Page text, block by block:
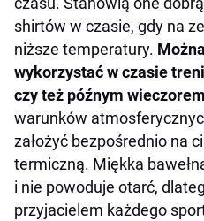
shirtów w czasie, gdy na
niższe temperatury.
wykorzystać w czasie
czy też późnym
warunków
założyć bezpośrednio na
termiczną. Miękka
i nie powoduje otarć,
przyjacielem każdego